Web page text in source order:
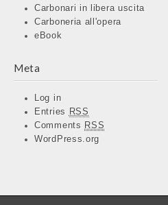
Carbonari in libera uscita
Carboneria all'opera
eBook
Meta
Log in
Entries
RSS
Comments RSS
WordPress.org